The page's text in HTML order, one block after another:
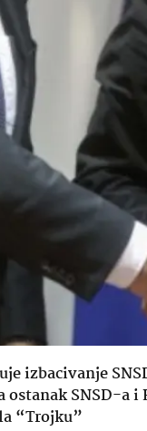
izbacivanje
SNSD-a
“Trojku”